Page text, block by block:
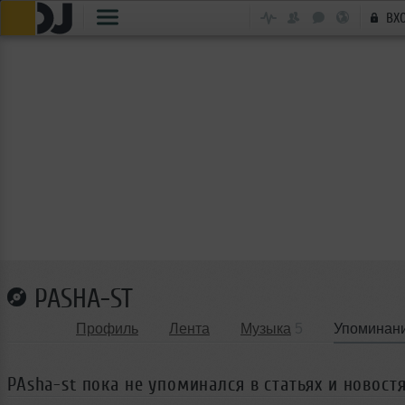
PASHA-ST
Профиль Лента Музыка
PAsha-st пока не упоминался в статьях и